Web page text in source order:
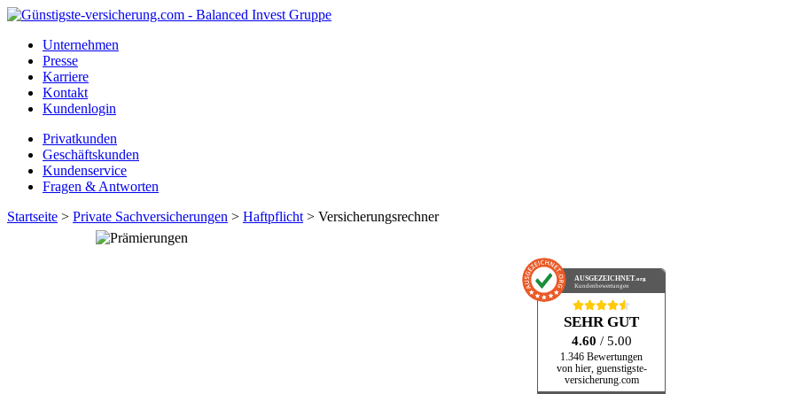
Unternehmen
Presse
Karriere
Kontakt
Kundenlogin
Privatkunden
Geschäftskunden
Kundenservice
Fragen & Antworten
Startseite > Private Sachversicherungen > Haftpflicht > Versicherungsrechner
AUSGEZEICHNET.org
Kundenbewertungen
SEHR GUT
4.60 / 5.00
1.346 Bewertungen
von hier, guenstigste-
versicherung.com